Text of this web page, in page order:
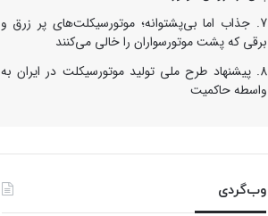
جذاب اما بی‌پشتوانه؛ موتورسیکلت‌های پر زرق‌ و
برقی که پشت موتورسواران را خالی می‌کنند
پیشنهاد طرح ملی تولید موتورسیکلت در ایران به
واسطه حاکمیت
وب‌گردی